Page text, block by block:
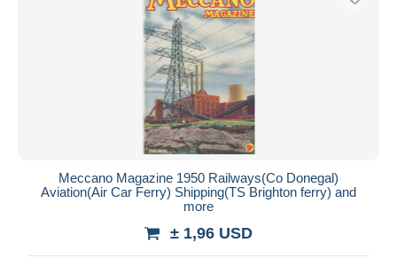
Meccano Magazine 1950 Railways(Co Donegal)
Aviation(Air Car Ferry) Shipping(TS Brighton ferry) and
more
± 1,96 USD